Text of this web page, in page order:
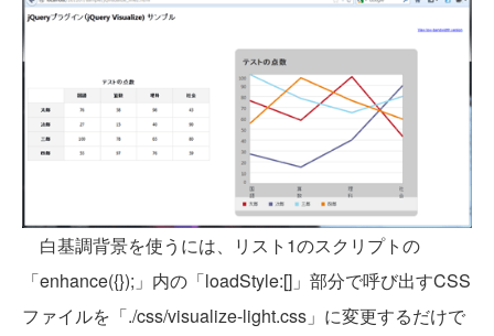
白基調背景を使うには、リスト1のスクリプトの
「enhance({});」内の「loadStyle:[]」部分で呼び出すCSS
ファイルを「./css/visualize-light.css」に変更するだけで